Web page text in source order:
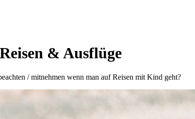
Reisen & Ausflüge
/ mitnehmen wenn man auf Reisen mit Kind geht?